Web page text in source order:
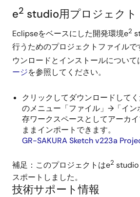
e2 studio用プロジェクト
Eclipseをベースにした開発環境e2
行うためのプロジェクトファイルで
ウンロードとインストールについて
ージを参照してください。
クリックしてダウンロードして
のメニュー「ファイル」→「イン
存ワークスペースとしてアーカ
ままインポートできます。
GR-SAKURA Sketch v223a
補足：このプロジェクトはe2 studio
スポートしました。
技術サポート情報